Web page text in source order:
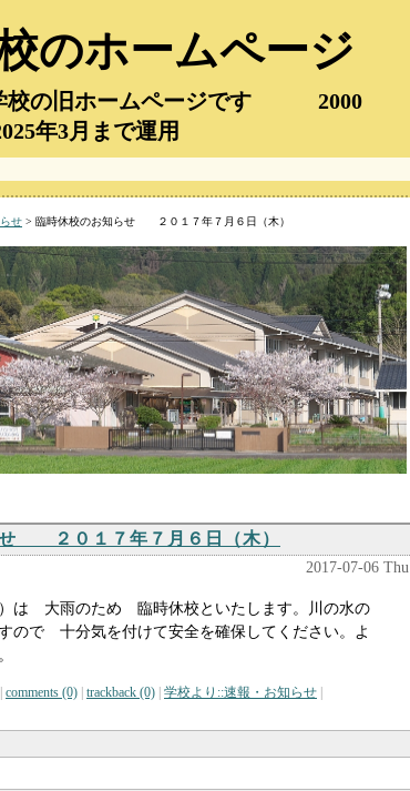
のホームページ
校の旧ホームページです 2000
年3月まで運用
せ > 臨時休校のお知らせ ２０１７年７月６日（木）
せ ２０１７年７月６日（木）
2017-07-06 Thu
は 大雨のため 臨時休校といたします。川の水の
ので 十分気を付けて安全を確保してください。よ
comments (0) trackback (0) 学校より::速報・お知らせ